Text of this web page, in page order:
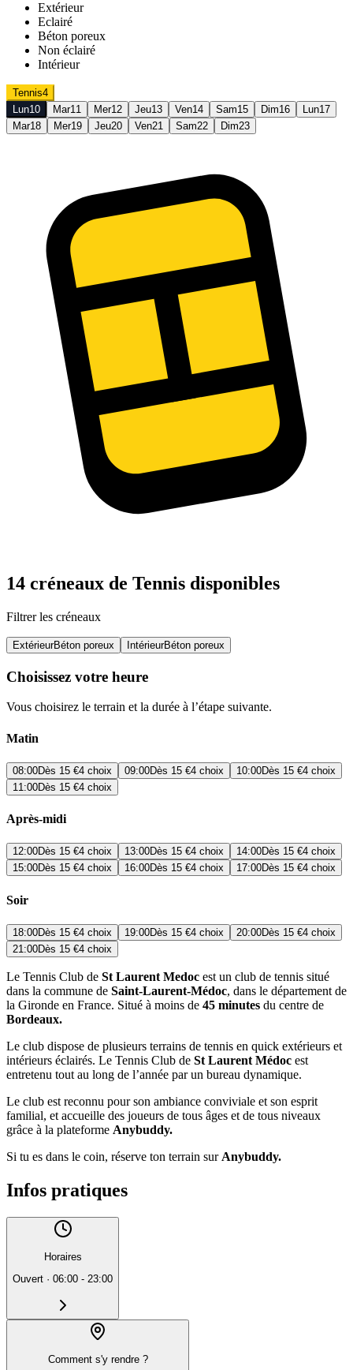
Extérieur
Eclairé
Béton poreux
Non éclairé
Intérieur
Tennis4
Lun10 Mar11 Mer12 Jeu13 Ven14 Sam15 Dim16 Lun17
Mar18 Mer19 Jeu20 Ven21 Sam22 Dim23
14 créneaux de Tennis disponibles
Filtrer les créneaux
ExtérieurBéton poreux IntérieurBéton poreux
Choisissez votre heure
Vous choisirez le terrain et la durée à l’étape suivante.
Matin
08:00Dès 15 €4 choix 09:00Dès 15 €4 choix 10:00Dès 15 €4 choix
11:00Dès 15 €4 choix
Après-midi
12:00Dès 15 €4 choix 13:00Dès 15 €4 choix 14:00Dès 15 €4 choix
15:00Dès 15 €4 choix 16:00Dès 15 €4 choix 17:00Dès 15 €4 choix
Soir
18:00Dès 15 €4 choix 19:00Dès 15 €4 choix 20:00Dès 15 €4 choix
21:00Dès 15 €4 choix
Le Tennis Club de St Laurent Medoc est un club de tennis situé
dans la commune de Saint-Laurent-Médoc, dans le département de
la Gironde en France. Situé à moins de 45 minutes du centre de
Bordeaux.
Le club dispose de plusieurs terrains de tennis en quick extérieurs et
intérieurs éclairés. Le Tennis Club de St Laurent Médoc est
entretenu tout au long de l’année par un bureau dynamique.
Le club est reconnu pour son ambiance conviviale et son esprit
familial, et accueille des joueurs de tous âges et de tous niveaux
grâce à la plateforme Anybuddy.
Si tu es dans le coin, réserve ton terrain sur Anybuddy.
Infos pratiques
Horaires
Ouvert · 06:00 - 23:00
Comment s'y rendre ?